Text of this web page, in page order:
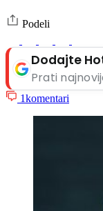
Podeli
Dodajte
Prati
1komentari